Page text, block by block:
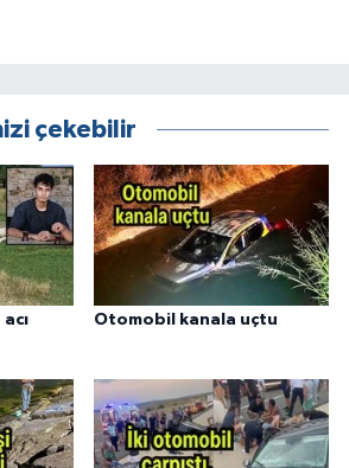
çekebilir
Otomobil kanala uçtu